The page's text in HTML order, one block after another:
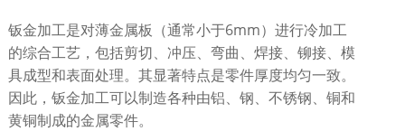
钣金加工是对薄金属板（通常小于6mm）进行冷加工
的综合工艺，包括剪切、冲压、弯曲、焊接、铆接、模
具成型和表面处理。其显著特点是零件厚度均匀一致。
因此，钣金加工可以制造各种由铝、钢、不锈钢、铜和
黄铜制成的金属零件。